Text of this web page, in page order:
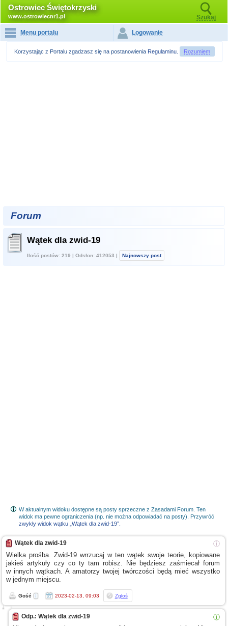
Ostrowiec Świętokrzyski
www.ostrowiecnr1.pl Szukaj
Menu portalu Logowanie
Korzystając z Portalu zgadzasz się na postanowienia Regulaminu Rozumiem
Forum
Wątek dla zwid-19
Ilość postów: 219 | Odsłon: 412053 | Najnowszy post
W aktualnym widoku dostępne są posty sprzeczne z Zasadami Forum. Ten
widok ma pewne ograniczenia (np. nie można odpowiadać na posty). Przywróć
zwykły widok wątku „Wątek dla zwid-19”.
ⓘ
Wątek dla zwid-19
Wielka prośba. Zwid-19 wrrzucaj w ten wątek swoje teorie, kopiowane
jakieś artykuły czy co ty tam robisz. Nie będziesz zaśmiecał forum
w innychwątkach. A amatorzytwojej twórczości będą mieć wszystko
w jednym miejscu.
Gość 2023-02-13, 09:03 Zgłoś
ⓘ
Odp.: Wątek dla zwid-19